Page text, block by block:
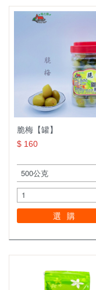
脆梅【罐】
$ 160
選購